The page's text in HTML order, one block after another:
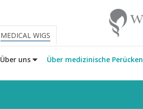
Über uns Über medizinische Perücken
MEDICAL WIGS